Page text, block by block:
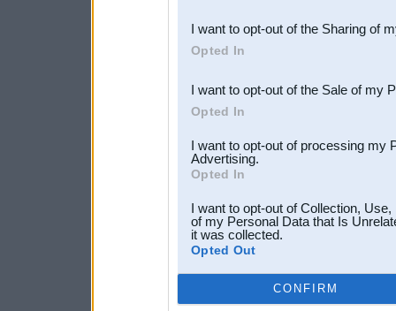
Downstream Participants
third parties.
I want to opt-out of the Sharing of
Opted In
I want to opt-out of the Sale of my
Opted In
I want to opt-out of processing my
Advertising.
Opted In
I want to opt-out of Collection,
of my Personal Data that Is
it was collected.
Opted Out
CONFIRM